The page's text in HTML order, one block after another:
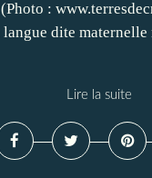
:
dite
Lire la suite